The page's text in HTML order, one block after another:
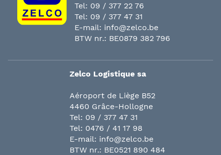
Tel: 09 / 377 22 76
Tel: 09 / 377 47 31
E-mail: info@zelco.be
BTW nr.: BE0879 382 796
Zelco Logistique sa
Aéroport de Liège B52
4460 Grâce-Hollogne
Tel: 09 / 377 47 31
Tel: 0476 / 41 17 98
E-mail: info@zelco.be
BTW nr.: BE0521 890 484